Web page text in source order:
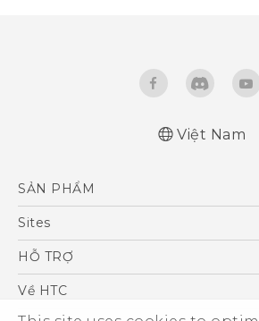
Việt Nam
SẢN PHẨM
5G
Điện Thoại Thông Minh
VIVE
Sites
HTC Dev
HỖ TRỢ
Trung tâm hỗ trợ
Hỗ trợ bảo hành HTC
Về HTC